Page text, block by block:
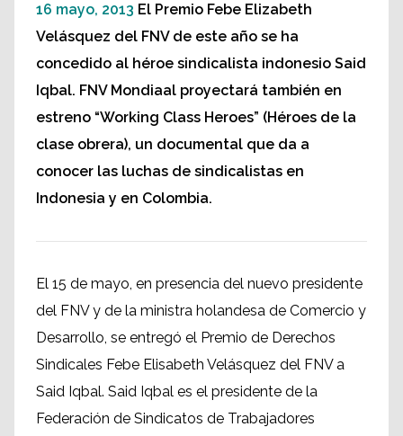
16 mayo, 2013 El Premio Febe Elizabeth
Velásquez del FNV de este año se ha
concedido al héroe sindicalista indonesio Said
Iqbal. FNV Mondiaal proyectará también en
estreno “Working Class Heroes” (Héroes de la
clase obrera), un documental que da a
conocer las luchas de sindicalistas en
Indonesia y en Colombia.
El 15 de mayo, en presencia del nuevo presidente
del FNV y de la ministra holandesa de Comercio y
Desarrollo, se entregó el Premio de Derechos
Sindicales Febe Elisabeth Velásquez del FNV a
Said Iqbal. Said Iqbal es el presidente de la
Federación de Sindicatos de Trabajadores